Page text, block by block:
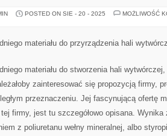
POSTED ON SIE - 20 - 2025
MOŻLIWOŚĆ
materiału do przyrządzenia hali
materiału do stworzenia hali
zainteresować się propozycją firmy,
przeznaczeniu. Jej fascynującą ofertę
firmy, jest tu szczegółowo opisana.
z poliuretanu wełny mineralnej, albo